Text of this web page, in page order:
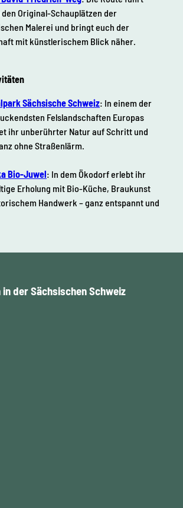
den Original-Schauplätzen der
Malerei und bringt euch der
mit künstlerischem Blick näher.
Sächsische Schweiz: In einem der
Felslandschaften Europas
ihr unberührter Natur auf Schritt und
ohne Straßenlärm.
Bio-Juwel: In dem Ökodorf erlebt ihr
Erholung mit Bio-Küche, Braukunst
Handwerk – ganz entspannt und
der Sächsischen Schweiz